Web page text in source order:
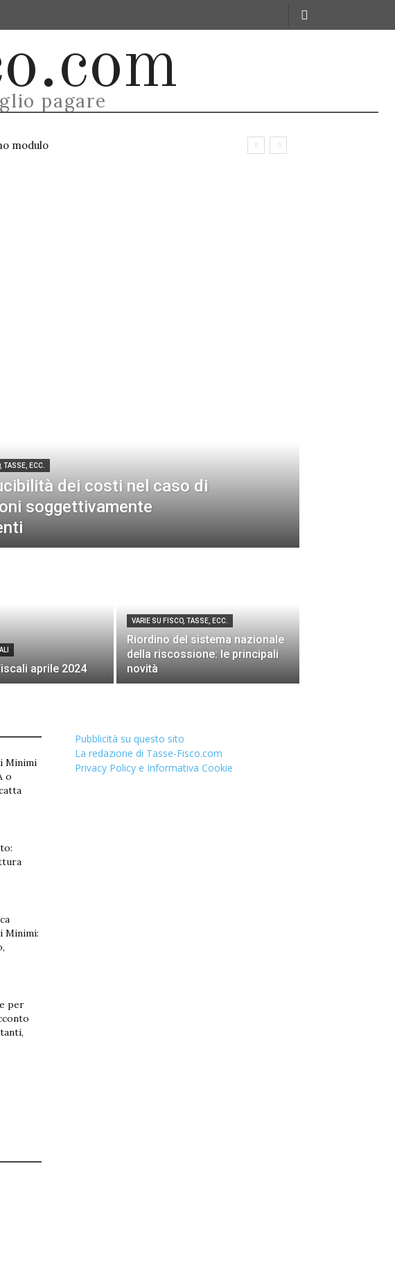
pagare
modulo
TASSE, ECC.
dei costi nel caso di
soggettivamente
aprile 2024
VARIE SU FISCO, TASSE, ECC.
Riordino del sistema nazionale
della riscossione: le principali
novità
Minimi
o
Minimi:
per
Pubblicità su questo sito
La redazione di Tasse-Fisco.com
Privacy Policy e Informativa Cookie